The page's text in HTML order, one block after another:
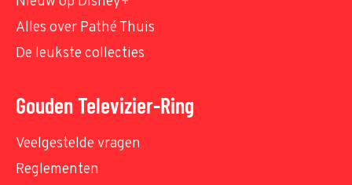
Alles over Pathé Thuis
De leukste collecties
Gouden Televizier-Ring
Veelgestelde vragen
Reglementen